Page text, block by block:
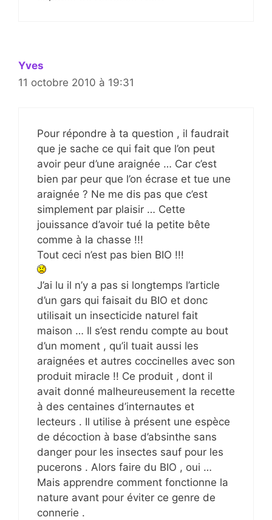
Yves
11 octobre 2010 à 19:31
Pour répondre à ta question , il faudrait
que je sache ce qui fait que l’on peut
avoir peur d’une araignée … Car c’est
bien par peur que l’on écrase et tue une
araignée ? Ne me dis pas que c’est
simplement par plaisir … Cette
jouissance d’avoir tué la petite bête
comme à la chasse !!!
Tout ceci n’est pas bien BIO !!!
J’ai lu il n’y a pas si longtemps l’article
d’un gars qui faisait du BIO et donc
utilisait un insecticide naturel fait
maison … Il s’est rendu compte au bout
d’un moment , qu’il tuait aussi les
araignées et autres coccinelles avec son
produit miracle !! Ce produit , dont il
avait donné malheureusement la recette
à des centaines d’internautes et
lecteurs . Il utilise à présent une espèce
de décoction à base d’absinthe sans
danger pour les insectes sauf pour les
pucerons . Alors faire du BIO , oui …
Mais apprendre comment fonctionne la
nature avant pour éviter ce genre de
connerie .